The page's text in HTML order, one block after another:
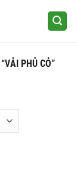
PHỦ CỎ”